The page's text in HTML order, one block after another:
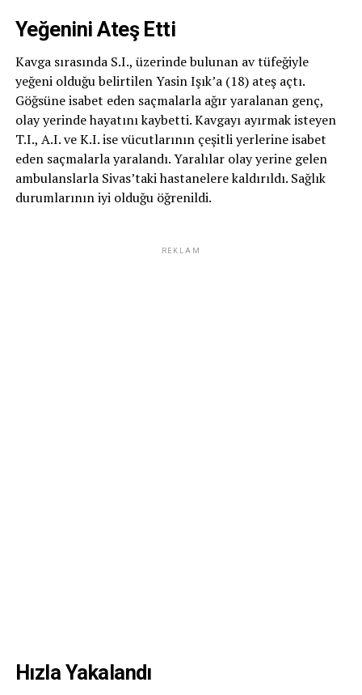
Yeğenini Ateş Etti
Kavga sırasında S.I., üzerinde bulunan av tüfeğiyle
yeğeni olduğu belirtilen Yasin Işık’a (18) ateş açtı.
Göğsüne isabet eden saçmalarla ağır yaralanan genç,
olay yerinde hayatını kaybetti. Kavgayı ayırmak isteyen
T.I., A.I. ve K.I. ise vücutlarının çeşitli yerlerine isabet
eden saçmalarla yaralandı. Yaralılar olay yerine gelen
ambulanslarla Sivas’taki hastanelere kaldırıldı. Sağlık
durumlarının iyi olduğu öğrenildi.
REKLAM
Hızla Yakalandı